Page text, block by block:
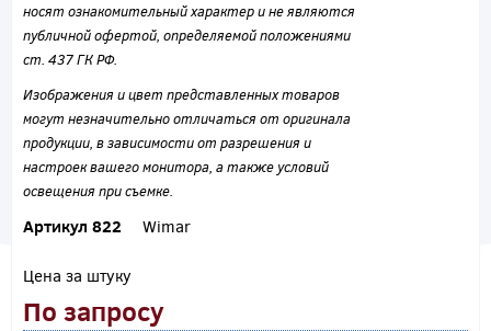
носят ознакомительный характер и не являются
публичной офертой, определяемой положениями
ст. 437 ГК РФ.
Изображения и цвет представленных товаров
могут незначительно отличаться от оригинала
продукции, в зависимости от разрешения и
настроек вашего монитора, а также условий
освещения при съемке.
Артикул 822 Wimar
Цена за штуку
По запросу